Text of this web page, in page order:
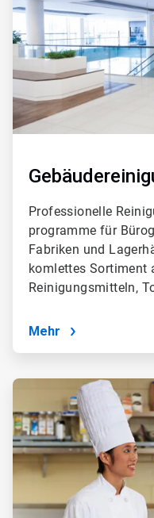
Professionelle
programme für
Fabriken und
komlettes Sortiment
Reinigungsmitteln,
Mehr
ArticleTile
von
4